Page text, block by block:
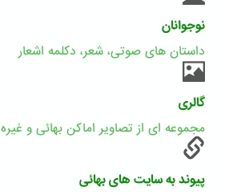
نوجوانان
داستان های صوتی، شعر، دکلمه اشعار
گالری
مجموعه ای از تصاویر اماکن بهائی و غیره
پیوند به سایت های بهائی